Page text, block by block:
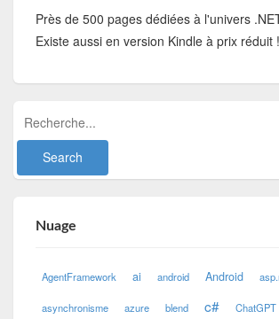
Près de 500 pages dédiées à l'univers
Existe aussi en version Kindle à prix réduit !
Nuage
AgentFramework ai android Android
asynchronisme azure blend c# ChatGPT